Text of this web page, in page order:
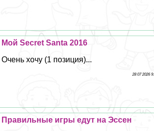
Мой Secret Santa 2016
Очень хочу (1 позиция)...
28 07 2026
Правильные игры едут на Эссен